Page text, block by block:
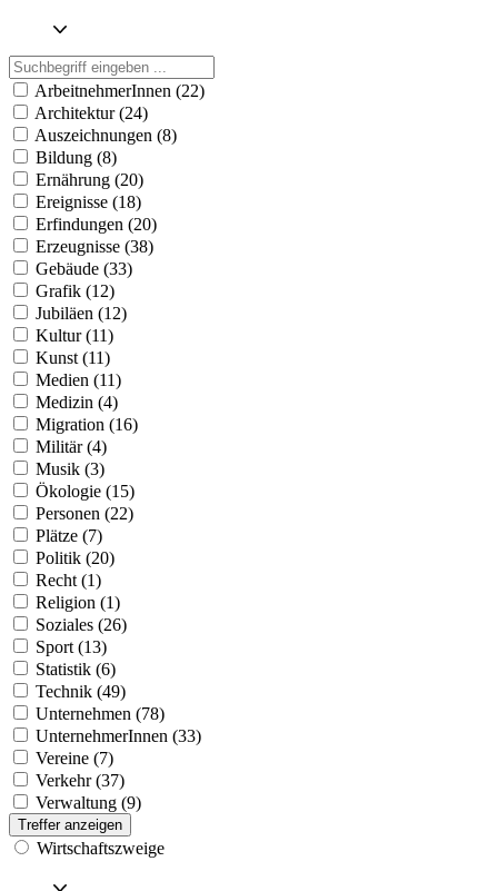
ArbeitnehmerInnen (22)
Architektur (24)
Auszeichnungen (8)
Bildung (8)
Ernährung (20)
Ereignisse (18)
Erfindungen (20)
Erzeugnisse (38)
Gebäude (33)
Grafik (12)
Jubiläen (12)
Kultur (11)
Kunst (11)
Medien (11)
Medizin (4)
Migration (16)
Militär (4)
Musik (3)
Ökologie (15)
Personen (22)
Plätze (7)
Politik (20)
Recht (1)
Religion (1)
Soziales (26)
Sport (13)
Statistik (6)
Technik (49)
Unternehmen (78)
UnternehmerInnen (33)
Vereine (7)
Verkehr (37)
Verwaltung (9)
Treffer anzeigen
Wirtschaftszweige